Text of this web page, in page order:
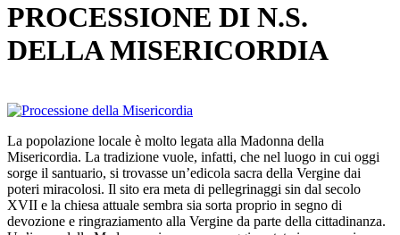
PROCESSIONE DI N.S.
DELLA MISERICORDIA
La popolazione locale è molto legata alla Madonna della
Misericordia. La tradizione vuole, infatti, che nel luogo in cui oggi
sorge il santuario, si trovasse un’edicola sacra della Vergine dai
poteri miracolosi. Il sito era meta di pellegrinaggi sin dal secolo
XVII e la chiesa attuale sembra sia sorta proprio in segno di
devozione e ringraziamento alla Vergine da parte della cittadinanza.